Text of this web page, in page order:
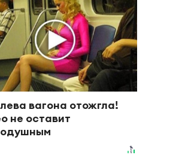
вагона отожгла!
не оставит